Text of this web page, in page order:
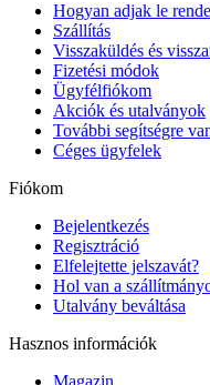
Hogyan adjak le
Szállítás
Visszaküldés és
Fizetési módok
Ügyfélfiókom
Akciók és utalványok
További segítségre
Céges ügyfelek
Fiókom
Bejelentkezés
Regisztráció
Elfelejtette jelszavát?
Hol van a
Utalvány beváltása
Hasznos információk
Magazin